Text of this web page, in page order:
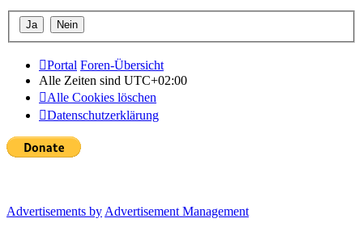
Portal Foren-Übersicht
Alle Zeiten sind UTC+02:00
Alle Cookies löschen
Datenschutzerklärung
Advertisements byAdvertisement Management